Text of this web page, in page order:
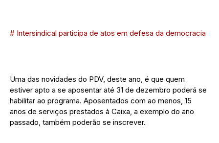
# Intersindical participa de atos em defesa da democracia
Uma das novidades do PDV, deste ano, é que quem
estiver apto a se aposentar até 31 de dezembro poderá se
habilitar ao programa. Aposentados com ao menos, 15
anos de serviços prestados à Caixa, a exemplo do ano
passado, também poderão se inscrever.